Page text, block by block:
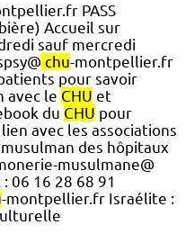
PASS
Accueil sur
sauf mercredi
chu-montpellier.fr
pour savoir
avec le CHU et
du CHU pour
avec les associations
des hôpitaux
musulmane@
06 16 28 68 91
-montpellier.fr Israélite :